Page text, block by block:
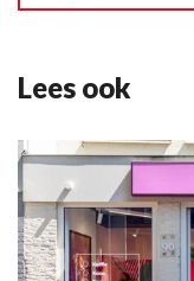
Lees ook